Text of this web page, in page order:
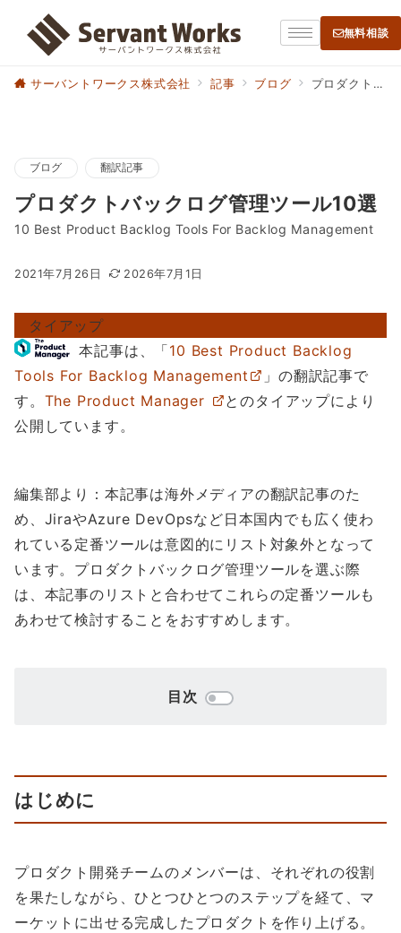
無料相談
サーバントワークス株式会社 記事 ブログ プロダクトバックログ管理ツール10選
ブログ 翻訳記事
プロダクトバックログ管理ツール10選
10 Best Product Backlog Tools For Backlog Management
2021年7月26日 2026年7月1日
タイアップ
本記事は、「10 Best Product Backlog
Tools For Backlog Management
」の翻訳記事で
す。 The Product Manager
とのタイアップにより
公開しています。
編集部より：本記事は海外メディアの翻訳記事のた
め、JiraやAzure DevOpsなど日本国内でも広く使わ
れている定番ツールは意図的にリスト対象外となって
います。プロダクトバックログ管理ツールを選ぶ際
は、本記事のリストと合わせてこれらの定番ツールも
あわせて検討することをおすすめします。
目次
はじめに
プロダクト開発チームのメンバーは、それぞれの役割
を果たしながら、ひとつひとつのステップを経て、マ
ーケットに出せる完成したプロダクトを作り上げる。